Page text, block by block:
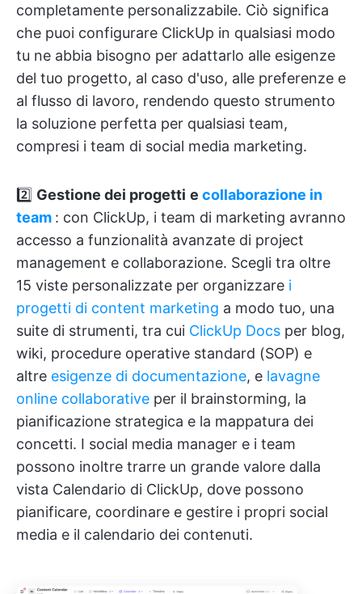
completamente personalizzabile. Ciò significa
che puoi configurare ClickUp in qualsiasi modo
tu ne abbia bisogno per adattarlo alle esigenze
del tuo progetto, al caso d'uso, alle preferenze e
al flusso di lavoro, rendendo questo strumento
la soluzione perfetta per qualsiasi team,
compresi i team di social media marketing.
2️⃣ Gestione dei progetti e collaborazione in
team : con ClickUp, i team di marketing avranno
accesso a funzionalità avanzate di project
management e collaborazione. Scegli tra oltre
15 viste personalizzate per organizzare i
progetti di content marketing a modo tuo, una
suite di strumenti, tra cui ClickUp Docs per blog,
wiki, procedure operative standard (SOP) e
altre esigenze di documentazione, e lavagne
online collaborative per il brainstorming, la
pianificazione strategica e la mappatura dei
concetti. I social media manager e i team
possono inoltre trarre un grande valore dalla
vista Calendario di ClickUp, dove possono
pianificare, coordinare e gestire i propri social
media e il calendario dei contenuti.